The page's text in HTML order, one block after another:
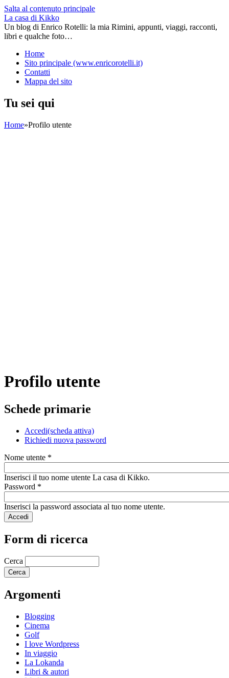
Salta al contenuto principale
La casa di Kikko
Un blog di Enrico Rotelli: la mia Rimini, appunti, viaggi, racconti,
libri e qualche foto…
Home
Sito principale (www.enricorotelli.it)
Contatti
Mappa del sito
Tu sei qui
Home»Profilo utente
Profilo utente
Schede primarie
Accedi(scheda attiva)
Richiedi nuova password
Nome utente *
Inserisci il tuo nome utente La casa di Kikko.
Password *
Inserisci la password associata al tuo nome utente.
Form di ricerca
Cerca
Argomenti
Blogging
Cinema
Golf
I love Wordpress
In viaggio
La Lokanda
Libri & autori